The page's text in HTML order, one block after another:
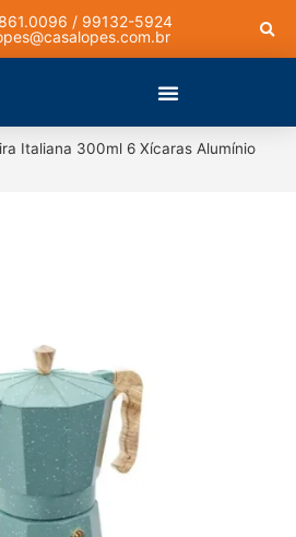
/ 99132-5924
Italiana 300ml 6 Xícaras Alumínio